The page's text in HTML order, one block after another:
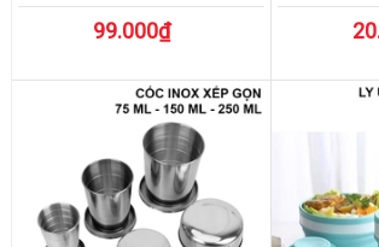
99.000₫